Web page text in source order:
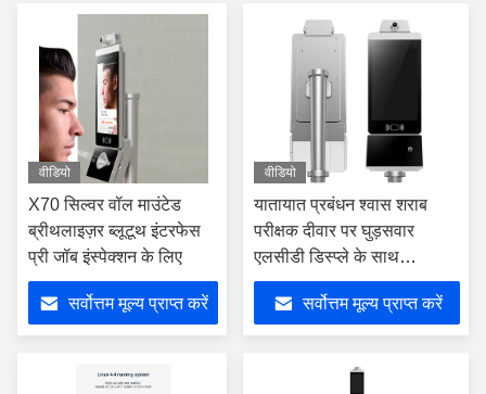
वीडियो
X70 सिल्वर वॉल माउंटेड
ब्रीथलाइज़र ब्लूटूथ इंटरफेस
प्री जॉब इंस्पेक्शन के लिए
सर्वोत्तम मूल्य प्राप्त करें
वीडियो
यातायात प्रबंधन श्वास शराब
परीक्षक दीवार पर घुड़सवार
एलसीडी डिस्प्ले के साथ
रिचार्जेबल
सर्वोत्तम मूल्य प्राप्त करें